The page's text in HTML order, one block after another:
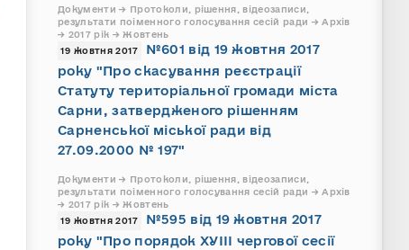
Документи → Протоколи, рішення, відеозаписи,
результати поіменного голосування сесій ради → Архів
→ 2017 рік → Жовтень
19 жовтня 2017
№601 від 19 жовтня 2017
року "Про скасування реєстрації
Статуту територіальної громади міста
Сарни, затвердженого рішенням
Сарненської міської ради від
27.09.2000 № 197"
Документи → Протоколи, рішення, відеозаписи,
результати поіменного голосування сесій ради → Архів
→ 2017 рік → Жовтень
19 жовтня 2017
№595 від 19 жовтня 2017
року "Про порядок ХУІІІ чергової сесії